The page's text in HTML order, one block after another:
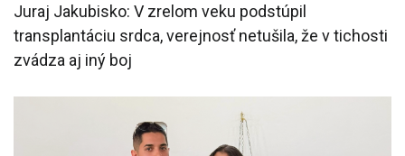
Juraj Jakubisko: V zrelom veku podstúpil
transplantáciu srdca, verejnosť netušila, že v tichosti
zvádza aj iný boj